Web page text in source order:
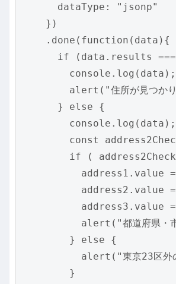
      dataType: "jsonp"
    })
    .done(function(data){
if (data.results
        console.log(data);
alert("住所が見つかり
      } else {
        console.log(data);
const
if (
address1.value
address2.value
address3.value
alert("都道府県・
        } else {
alert("東京23区外
        }